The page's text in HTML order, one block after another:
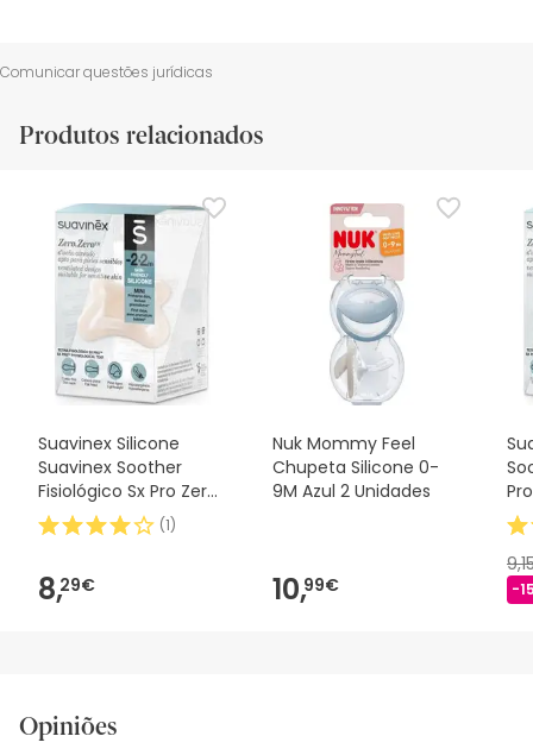
Comunicar questões jurídicas
Produtos relacionados
Suavinex Silicone
Suavinex Soother
Fisiológico Sx Pro Zero
2m 1 peça
(1)
8,29€
Nuk Mommy Feel
Chupeta Silicone 0-
9M Azul 2 Unidades
10,99€ -
Opiniões